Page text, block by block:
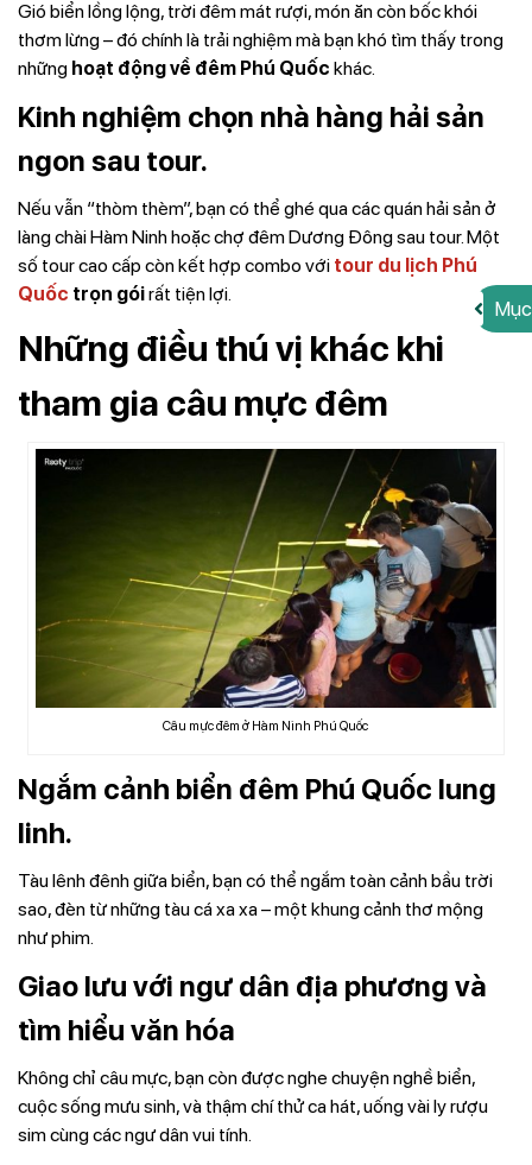
Gió biển lồng lộng, trời đêm mát rượi, món ăn còn bốc khói
thơm lừng – đó chính là trải nghiệm mà bạn khó tìm thấy trong
những hoạt động về đêm Phú Quốc khác.
Kinh nghiệm chọn nhà hàng hải sản
ngon sau tour.
Nếu vẫn “thòm thèm”, bạn có thể ghé qua các quán hải sản ở
làng chài Hàm Ninh hoặc chợ đêm Dương Đông sau tour. Một
số tour cao cấp còn kết hợp combo với tour du lịch Phú
Quốc trọn góirất tiện lợi.
Những điều thú vị khác khi
tham gia câu mực đêm
Câu mực đêm ở Hàm Ninh Phú Quốc
Ngắm cảnh biển đêm Phú Quốc lung
linh.
Tàu lênh đênh giữa biển, bạn có thể ngắm toàn cảnh bầu trời
sao, đèn từ những tàu cá xa xa – một khung cảnh thơ mộng
như phim.
Giao lưu với ngư dân địa phương và
tìm hiểu văn hóa
Không chỉ câu mực, bạn còn được nghe chuyện nghề biển,
cuộc sống mưu sinh, và thậm chí thử ca hát, uống vài ly rượu
sim cùng các ngư dân vui tính.
Mục